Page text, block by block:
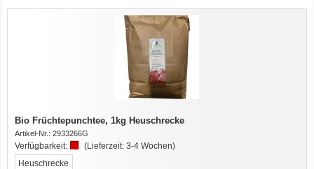
Bio Früchtepunchtee, 1kg Heuschrecke
Artikel-Nr.: 2933266G
Verfügbarkeit: (Lieferzeit:3-4 Wochen)
Heuschrecke